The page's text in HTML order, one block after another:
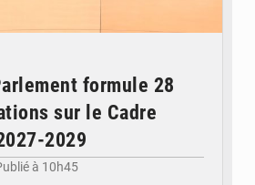
formule 28
sur le Cadre
2029
à 10h45